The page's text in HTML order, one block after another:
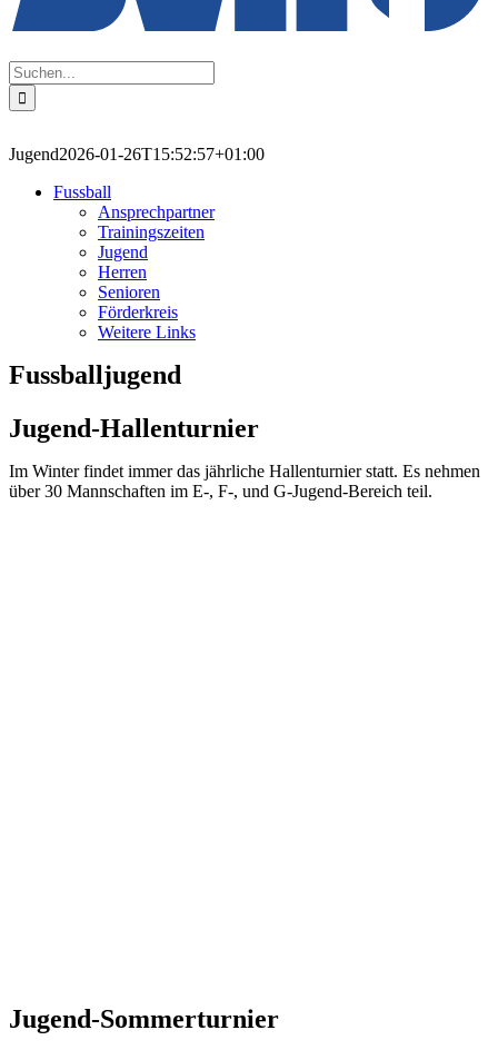
Suche
nach:
Jugend2026-01-26T15:52:57+01:00
Fussball
Ansprechpartner
Trainingszeiten
Jugend
Herren
Senioren
Förderkreis
Weitere Links
Fussballjugend
Jugend-Hallenturnier
Im Winter findet immer das jährliche Hallenturnier statt. Es nehmen
über 30 Mannschaften im E-, F-, und G-Jugend-Bereich teil.
Jugend-Sommerturnier